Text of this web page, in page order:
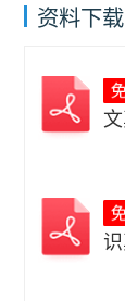
资料下载